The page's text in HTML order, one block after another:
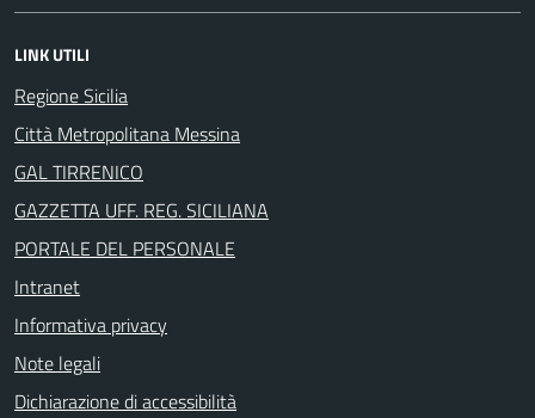
LINK UTILI
Regione Sicilia
Città Metropolitana Messina
GAL TIRRENICO
GAZZETTA UFF. REG. SICILIANA
PORTALE DEL PERSONALE
Intranet
Informativa privacy
Note legali
Dichiarazione di accessibilità